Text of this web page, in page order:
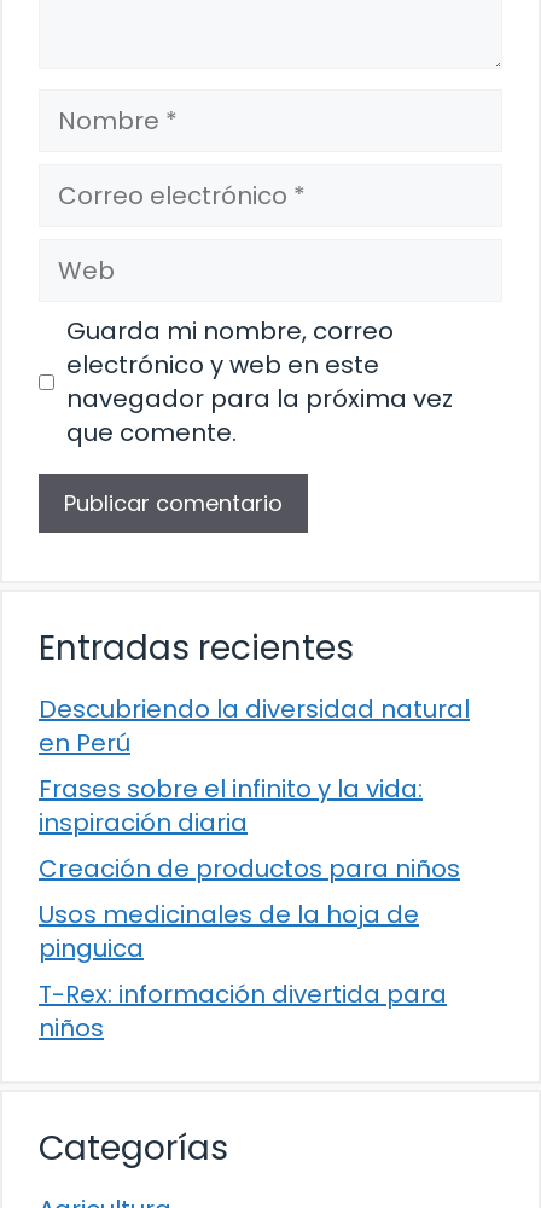
Nombre
Correo
electrónico
Web
Guarda mi nombre, correo
electrónico y web en este
navegador para la próxima vez
que comente.
Entradas recientes
Descubriendo la diversidad natural
en Perú
Frases sobre el infinito y la vida:
inspiración diaria
Creación de productos para niños
Usos medicinales de la hoja de
pinguica
T-Rex: información divertida para
niños
Categorías